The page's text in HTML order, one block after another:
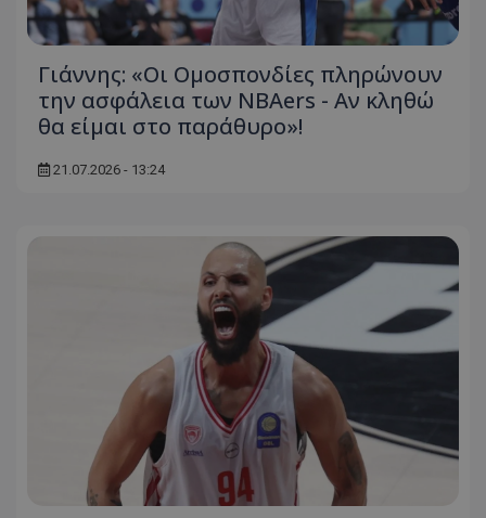
Γιάννης: «Οι Ομοσπονδίες πληρώνουν
την ασφάλεια των NBAers - Αν κληθώ
θα είμαι στο παράθυρο»!
21.07.2026 - 13:24